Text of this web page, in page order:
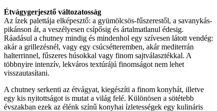
Étvágygerjesztő változatosság
Az ízek palettája elképesztő: a gyümölcsös-fűszerestől, a savanykás-
pikánson át, a veszélyesen csípősig és ártalmatlanul édesig.
Ráadásul a chutney mindig és mindenhol egy szívesen látott vendég:
akár a grillezésnél, vagy egy csúcsétteremben, akár mediterrán
halterrinnel, fűszeres húsokkal vagy finom sajtválasztékkal. A
többnyire intenzív, lekváros textúrájú finomságot nem lehet
visszautasítani.
A chutney serkenti az étvágyat, kiegészíti a finom konyhát, illetve
egy kis nyitottságot is mutat a világ felé. Különösen a sötétebb
évszakban ezek az élénk színű konyhai ízletességek egy kulináris